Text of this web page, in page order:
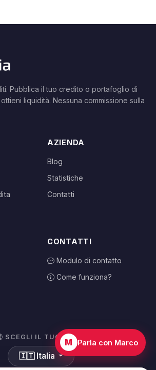
Pubblica il tuo credito o portafoglio di
liquidità. Nessuna commissione sulla
AZIENDA
Blog
Statistiche
Contatti
CONTATTI
Modulo di contatto
Come funziona?
SCEGLI IL TUO PAESE
🇮🇹 Italia
M Parla con Marco